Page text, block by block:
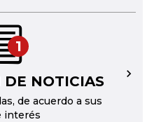
1
DE NOTICIAS
de acuerdo a sus
interés
→